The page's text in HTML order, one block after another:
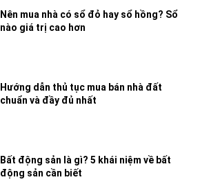
Nên mua nhà có sổ đỏ hay sổ hồng? Sổ
nào giá trị cao hơn
Hướng dẫn thủ tục mua bán nhà đất
chuẩn và đầy đủ nhất
Bất động sản là gì? 5 khái niệm về bất
động sản cần biết